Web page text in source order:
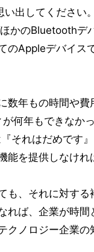
出してください
かのBluetoothデ
のAppleデバイス
数年もの時間や
何年もできなか
それはだめです
を提供しなけれ
も、それに対す
れば、企業が時間
クノロジー企業